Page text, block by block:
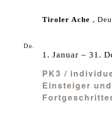
Tiroler Ache ,
Do.
PK3 /
Einsteiger und
1. Januar – 31.